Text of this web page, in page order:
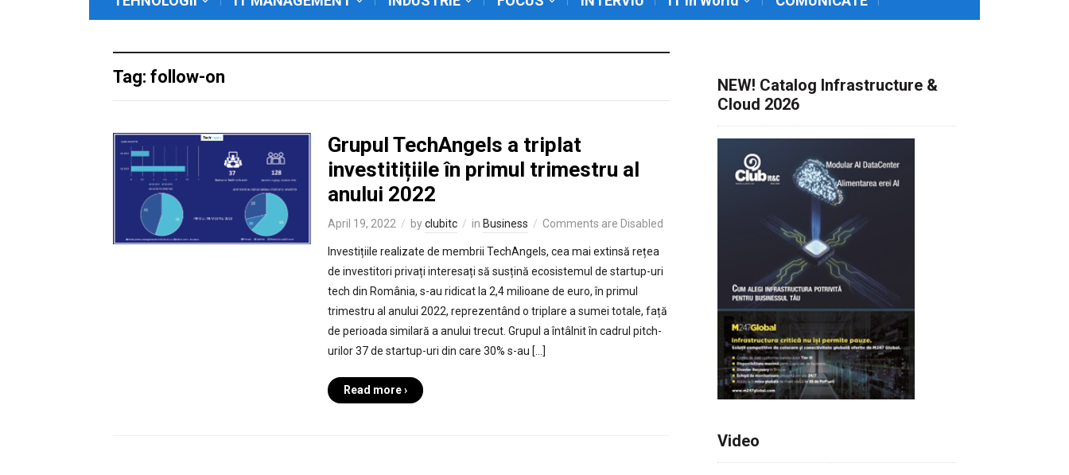
Tag: follow-on
Grupul TechAngels a triplat
investitițiile în primul trimestru al
anului 2022
April 19, 2022 byclubitc in Business Comments are Disabled
Investițiile realizate de membrii TechAngels, cea mai extinsă rețea
de investitori privați interesați să susțină ecosistemul de startup-uri
tech din România, s-au ridicat la 2,4 milioane de euro, în primul
trimestru al anului 2022, reprezentând o triplare a sumei totale, față
de perioada similară a anului trecut. Grupul a întâlnit în cadrul pitch-
urilor 37 de startup-uri din care 30% s-au […]
Read more ›
NEW! Catalog Infrastructure &
Cloud 2026
Video